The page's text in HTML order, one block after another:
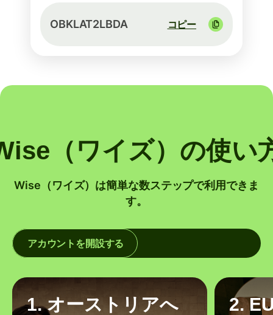
OBKLAT2LBDA コピー
（ワイズ）の使い
Wise（ワイズ）は簡単な数ステップで利用できま
す。
アカウントを開設する
1. オーストリアへ
2.